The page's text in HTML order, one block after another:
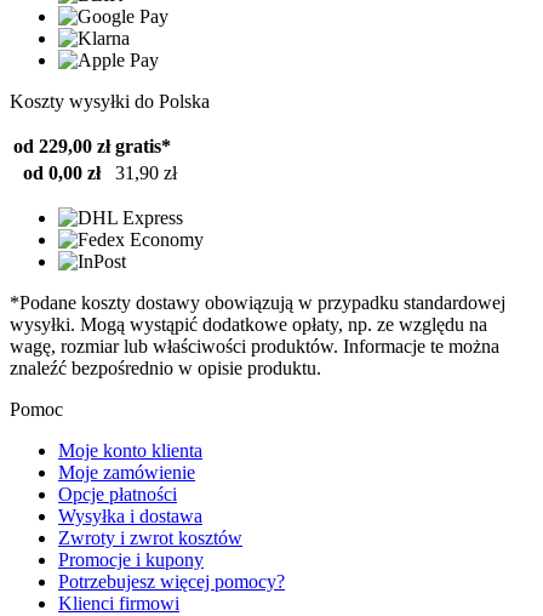
Koszty wysyłki do Polska
od 229,00 zł gratis*
od 0,00 zł
31,90 zł
*Podane koszty dostawy obowiązują w przypadku standardowej
wysyłki. Mogą wystąpić dodatkowe opłaty, np. ze względu na
wagę, rozmiar lub właściwości produktów. Informacje te można
znaleźć bezpośrednio w opisie produktu.
Pomoc
Moje konto klienta
Moje zamówienie
Opcje płatności
Wysyłka i dostawa
Zwroty i zwrot kosztów
Promocje i kupony
Potrzebujesz więcej pomocy?
Klienci firmowi